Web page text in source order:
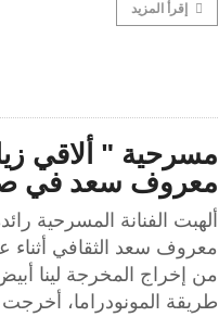
إقرأ المزيد
مسرحية " ألاقي
معروف سعد في
ألهبت الفنانة المسرحية
معروف سعد الثقافي
من إخراج المخرجة لينا
طريقة المونودراما،